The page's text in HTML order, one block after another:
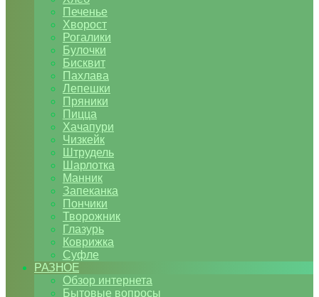
Печенье
Хворост
Рогалики
Булочки
Бисквит
Пахлава
Лепешки
Пряники
Пицца
Хачапури
Чизкейк
Штрудель
Шарлотка
Манник
Запеканка
Пончики
Творожник
Глазурь
Коврижка
Суфле
РАЗНОЕ
Обзор интернета
Бытовые вопросы